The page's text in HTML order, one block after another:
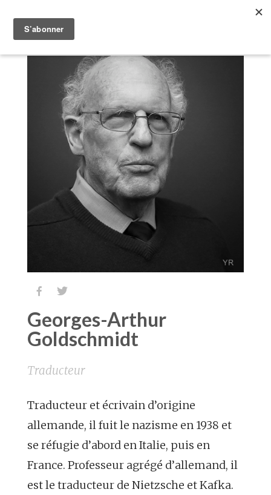
 
Georges-Arthur
Goldschmidt
Traducteur
Traducteur et écrivain d’origine
allemande, il fuit le nazisme en 1938 et
se réfugie d’abord en Italie, puis en
France. Professeur agrégé d’allemand, il
est le traducteur de Nietzsche et Kafka.